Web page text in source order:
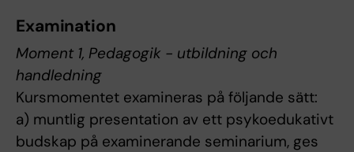
Examination
Moment 1, Pedagogik - utbildning och
handledning
Kursmomentet examineras på följande sätt:
a) muntlig presentation av ett psykoedukativt
budskap på examinerande seminarium, ges